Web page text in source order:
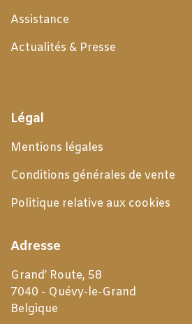
Assistance
Actualités & Presse
Légal
Mentions légales
Conditions générales de vente
Politique relative aux cookies
Adresse
Grand’ Route, 58
7040 - Quévy-le-Grand
Belgique